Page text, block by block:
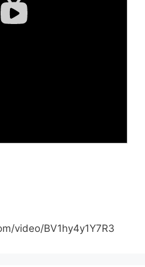
video/BV1hy4y1Y7R3